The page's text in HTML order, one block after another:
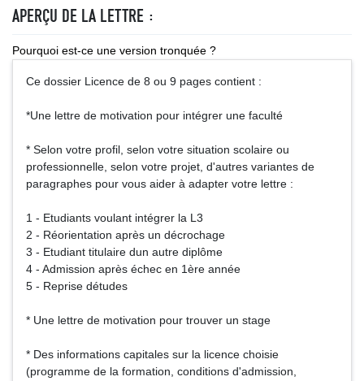
APERÇU DE LA LETTRE :
Pourquoi est-ce une version tronquée ?
Ce dossier Licence de 8 ou 9 pages contient :
*Une lettre de motivation pour intégrer une faculté
* Selon votre profil, selon votre situation scolaire ou
professionnelle, selon votre projet, d'autres variantes de
paragraphes pour vous aider à adapter votre lettre :
1 - Etudiants voulant intégrer la L3
2 - Réorientation après un décrochage
3 - Etudiant titulaire dun autre diplôme
4 - Admission après échec en 1ère année
5 - Reprise détudes
* Une lettre de motivation pour trouver un stage
* Des informations capitales sur la licence choisie
(programme de la formation, conditions d'admission,